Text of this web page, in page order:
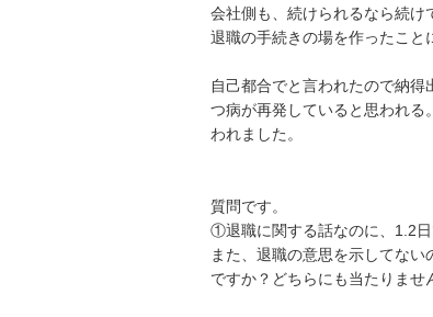
会社側も、続けられるなら続け
退職の手続きの場を作ったこと
自己都合でと言われたので納
つ病が再発していると思われる
われました。
質問です。
①退職に関する話なのに、1.2
また、退職の意思を示してな
ですか？どちらにも当たりませ